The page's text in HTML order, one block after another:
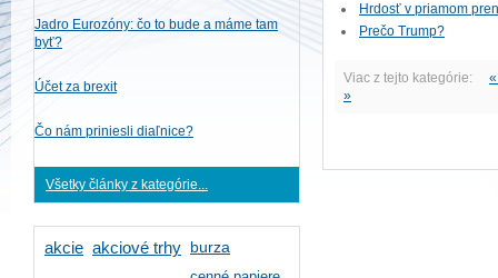
Jadro Eurozóny: čo to bude a máme tam
byť?
Účet za brexit
Čo nám priniesli diaľnice?
Všetky články z kategórie...
akcie akciové trhy burza
Hrdosť v priamom
Prečo Trump?
Viac z tejto kategórie:
»